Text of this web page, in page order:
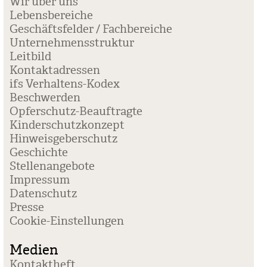
Lebensbereiche
Geschäftsfelder / Fachbereiche
Unternehmensstruktur
Leitbild
Kontaktadressen
ifs Verhaltens-Kodex
Beschwerden
Opferschutz-Beauftragte
Kinderschutzkonzept
Hinweisgeberschutz
Geschichte
Stellenangebote
Impressum
Datenschutz
Presse
Coo­kie-Ein­stel­lun­gen
Medien